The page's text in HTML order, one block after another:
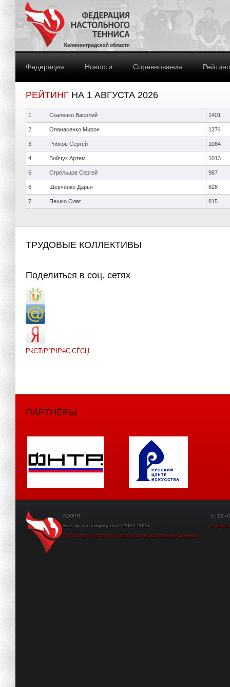
Федерация Новости Соревнования
РЕЙТИНГ НА 1 АВГУСТА 2026
1 Скаленко Василий 1401
2 Опанасенко Мирон 1274
3 Рябков Сергей 1084
4 Бойчук Артем 1013
5 Стрельцов Сергей 987
6 Шевченко Дарья 828
7 Пешко Олег 815
ТРУДОВЫЕ КОЛЛЕКТИВЫ
Поделиться в соц. сетях
РќСЂР°РІРёС‚СЃСЏ
ПАРТНЁРЫ
КОФНТ
Все права защищены © 2012-2026
Политика в области обработки персональных данных
т.: 98-41-